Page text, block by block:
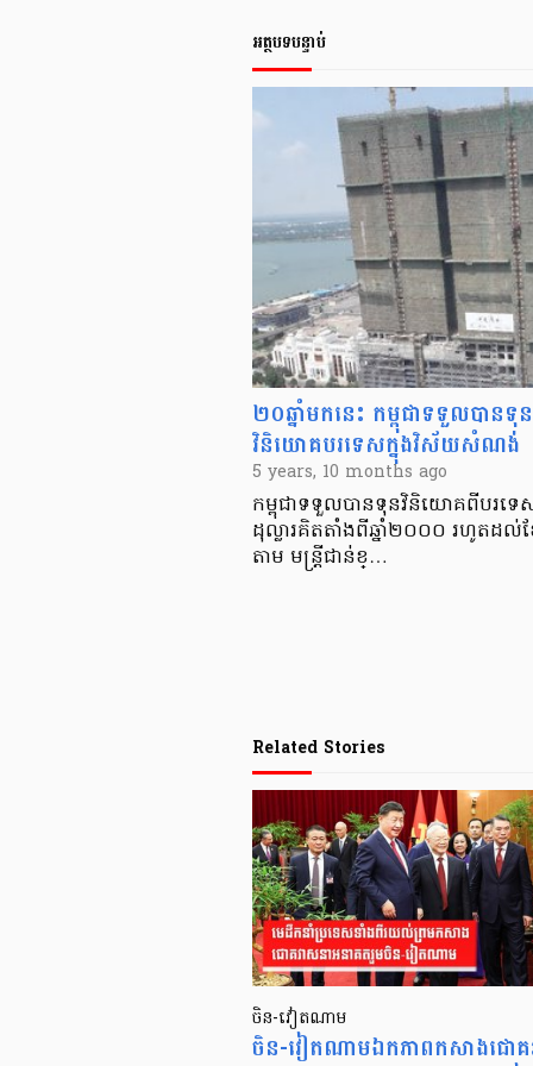
អត្ថបទបន្ទាប់
២០ឆ្នាំមកនេះ កម្ពុជាទទួលបានទុ
វិនិយោគបរទេសក្នុងវិស័យសំណង់
5 years, 10 months ago
កម្ពុជាទទួលបានទុនវិនិយោគពីបរ
ដុល្លារគិតតាំងពីឆ្នាំ២០០០ រហូតដ
តាម មន្ត្រីជាន់ខ្…
Related Stories
ចិន-វៀតណាម
ចិន-វៀតណាមឯកភាពកសាងជោគ